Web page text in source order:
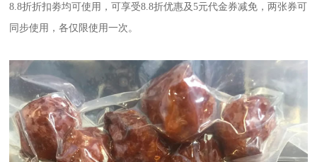
8.8折折扣劵均可使用，可享受8.8折优惠及5元代金券减免，两张券可
同步使用，各仅限使用一次。